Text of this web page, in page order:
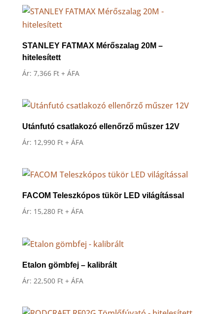
STANLEY FATMAX Mérőszalag 20M –
hitelesített
Ár: 7,366 Ft + ÁFA
Utánfutó csatlakozó ellenőrző műszer 12V
Ár: 12,990 Ft + ÁFA
FACOM Teleszkópos tükör LED világítással
Ár: 15,280 Ft + ÁFA
Etalon gömbfej – kalibrált
Ár: 22,500 Ft + ÁFA